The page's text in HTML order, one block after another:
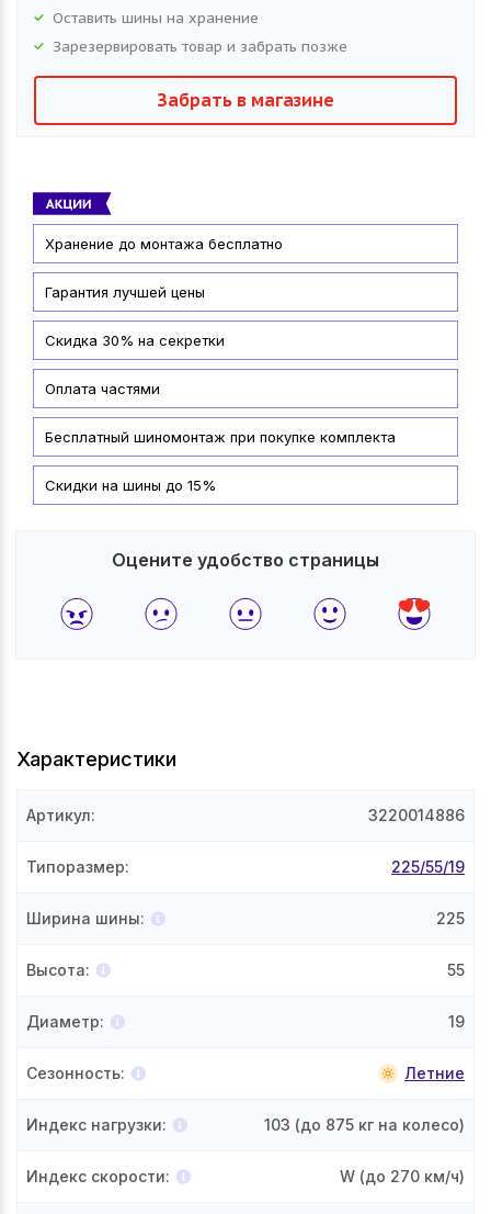
Оставить шины на хранение
Зарезервировать товар и забрать позже
Забрать в магазине
Хранение до монтажа бесплатно
Гарантия лучшей цены
Скидка 30% на секретки
Оплата частями
Бесплатный шиномонтаж при покупке комплекта
Скидки на шины до 15%
Оцените удобство страницы
Характеристики
Артикул: 3220014886
Типоразмер: 225/55/19
Ширина шины: 225
Высота: 55
Диаметр: 19
Сезонность: Летние
Индекс нагрузки: 103 (до 875 кг на колесо)
Индекс скорости: W (до 270 км/ч)